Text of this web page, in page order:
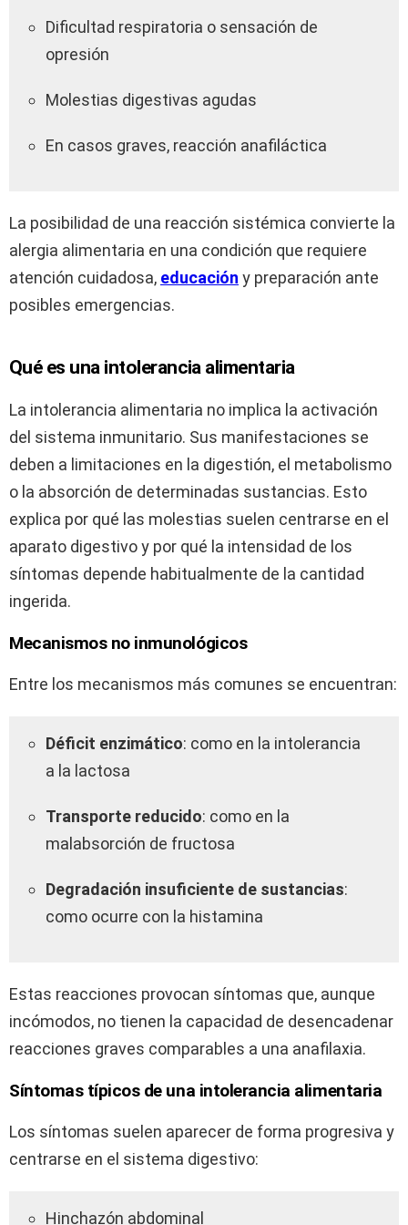
Dificultad respiratoria o sensación de
opresión
Molestias digestivas agudas
En casos graves, reacción anafiláctica
La posibilidad de una reacción sistémica convierte la
alergia alimentaria en una condición que requiere
atención cuidadosa, educación y preparación ante
posibles emergencias.
Qué es una intolerancia alimentaria
La intolerancia alimentaria no implica la activación
del sistema inmunitario. Sus manifestaciones se
deben a limitaciones en la digestión, el metabolismo
o la absorción de determinadas sustancias. Esto
explica por qué las molestias suelen centrarse en el
aparato digestivo y por qué la intensidad de los
síntomas depende habitualmente de la cantidad
ingerida.
Mecanismos no inmunológicos
Entre los mecanismos más comunes se encuentran:
Déficit enzimático: como en la intolerancia
a la lactosa
Transporte reducido: como en la
malabsorción de fructosa
Degradación insuficiente de sustancias:
como ocurre con la histamina
Estas reacciones provocan síntomas que, aunque
incómodos, no tienen la capacidad de desencadenar
reacciones graves comparables a una anafilaxia.
Síntomas típicos de una intolerancia alimentaria
Los síntomas suelen aparecer de forma progresiva y
centrarse en el sistema digestivo:
Hinchazón abdominal